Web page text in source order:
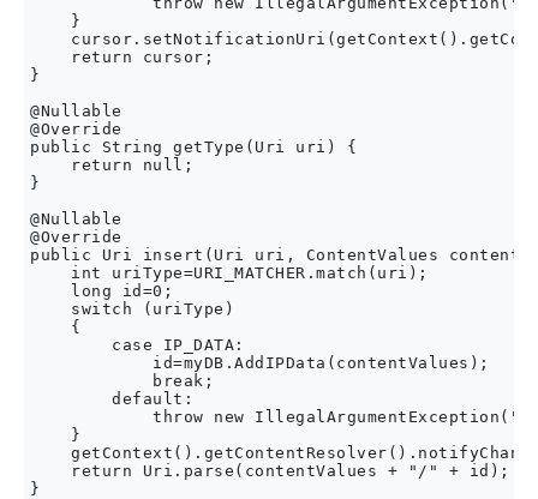
    }
    return cursor;
}
@Nullable
@Override
public String getType(Uri uri) {
    return null;
}
@Nullable
@Override
public Uri insert(Uri uri, ContentValues
    int uriType=URI_MATCHER.match(uri);
    long id=0;
    switch (uriType)
    {
        case IP_DATA:
            id=myDB.AddIPData(contentValues);
            break;
        default:
throw new
    }
    return Uri.parse(contentValues + "/" + id);
}